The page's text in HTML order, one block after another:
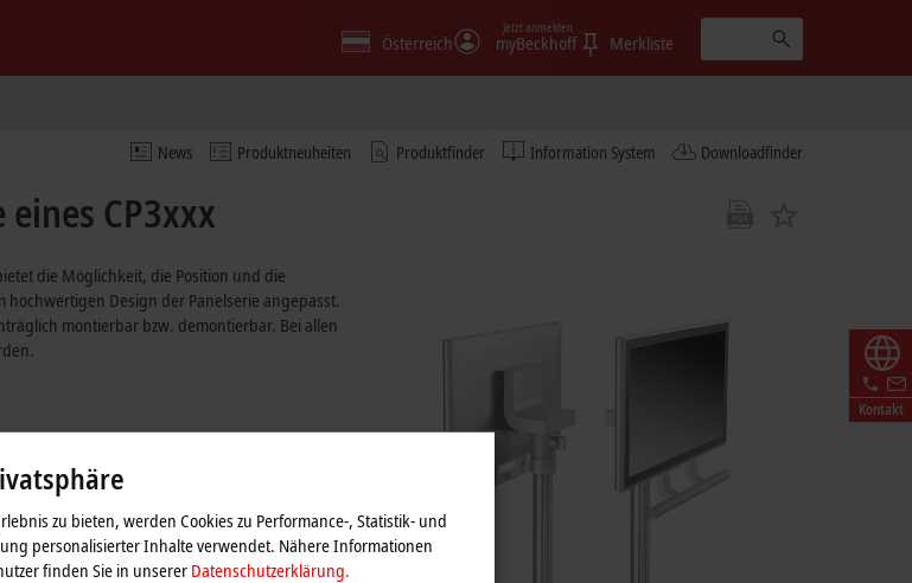
Österreich myBeckhoff
Jetzt anmelden
Merkliste
News Produktneuheiten Produktfinder Information System Downloadfinder
Kontakt
CP3xxx
die Möglichkeit, die Position und die
Design der Panelserie angepasst.
montierbar bzw. demontierbar. Bei allen
zu bieten, werden Cookies zu Performance-, Statistik- und
personalisierter Inhalte verwendet. Nähere Informationen
finden Sie in unsererDatenschutzerklärung.